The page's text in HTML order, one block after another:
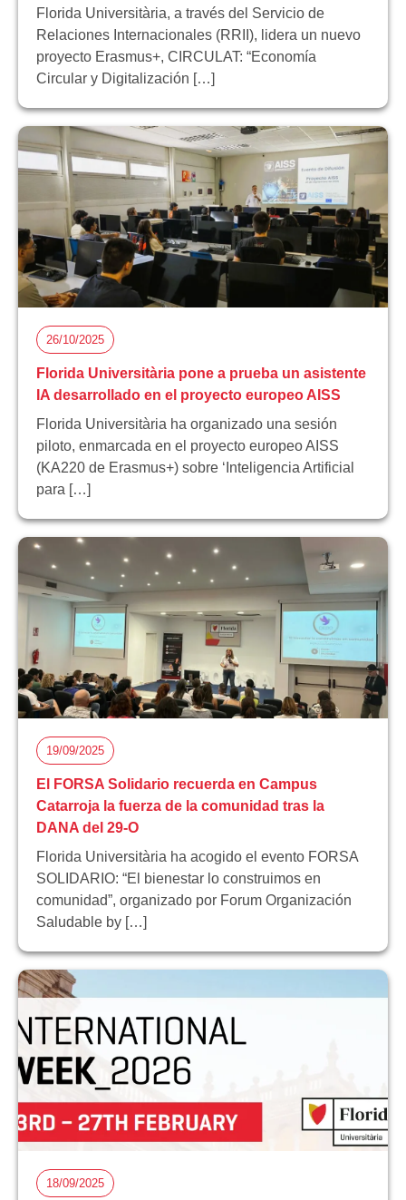
Florida Universitària, a través del Servicio de
Relaciones Internacionales (RRII), lidera un nuevo
proyecto Erasmus+, CIRCULAT: “Economía
Circular y Digitalización […]
26/10/2025
Florida Universitària pone a prueba un asistente
IA desarrollado en el proyecto europeo AISS
Florida Universitària ha organizado una sesión
piloto, enmarcada en el proyecto europeo AISS
(KA220 de Erasmus+) sobre ‘Inteligencia Artificial
para […]
19/09/2025
El FORSA Solidario recuerda en Campus
Catarroja la fuerza de la comunidad tras la
DANA del 29-O
Florida Universitària ha acogido el evento FORSA
SOLIDARIO: “El bienestar lo construimos en
comunidad”, organizado por Forum Organización
Saludable by […]
18/09/2025